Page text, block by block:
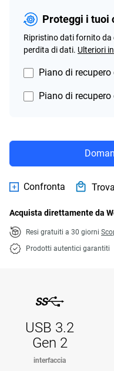
Proteggi i tuoi
Ripristino dati fornito da
perdita di dati. Ulteriori
Piano di
Piano di
Confronta
Acquista direttamente da
Resi gratuiti a 30 giorni
Prodotti autentici garantiti
USB 3.2
Gen 2
interfaccia